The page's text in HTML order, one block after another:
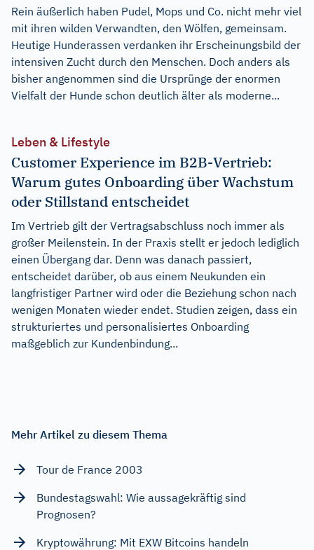
Rein äußerlich haben Pudel, Mops und Co. nicht mehr viel
mit ihren wilden Verwandten, den Wölfen, gemeinsam.
Heutige Hunderassen verdanken ihr Erscheinungsbild der
intensiven Zucht durch den Menschen. Doch anders als
bisher angenommen sind die Ursprünge der enormen
Vielfalt der Hunde schon deutlich älter als moderne...
Leben & Lifestyle
Customer Experience im B2B-Vertrieb:
Warum gutes Onboarding über Wachstum
oder Stillstand entscheidet
Im Vertrieb gilt der Vertragsabschluss noch immer als
großer Meilenstein. In der Praxis stellt er jedoch lediglich
einen Übergang dar. Denn was danach passiert,
entscheidet darüber, ob aus einem Neukunden ein
langfristiger Partner wird oder die Beziehung schon nach
wenigen Monaten wieder endet. Studien zeigen, dass ein
strukturiertes und personalisiertes Onboarding
maßgeblich zur Kundenbindung...
Mehr Artikel zu diesem Thema
Tour de France 2003
Bundestagswahl: Wie aussagekräftig sind
Prognosen?
Kryptowährung: Mit EXW Bitcoins handeln